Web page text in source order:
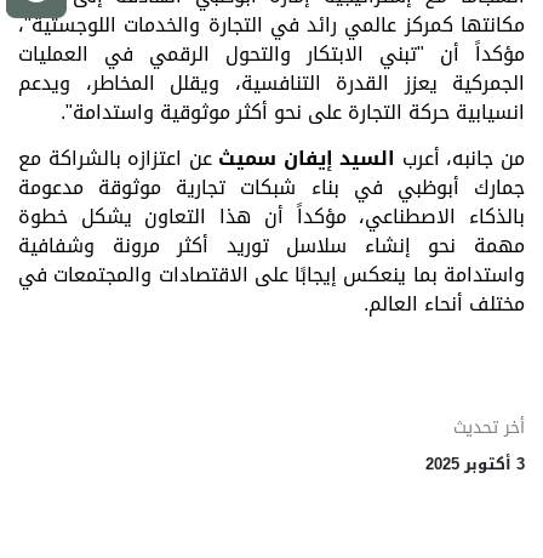
مكانتها كمركز عالمي رائد في التجارة والخدمات اللوجستية"،
مؤكداً أن "تبني الابتكار والتحول الرقمي في العمليات
الجمركية يعزز القدرة التنافسية، ويقلل المخاطر، ويدعم
انسيابية حركة التجارة على نحو أكثر موثوقية واستدامة".
من جانبه، أعرب السيد إيفان سميثعن اعتزازه بالشراكة مع
جمارك أبوظبي في بناء شبكات تجارية موثوقة مدعومة
بالذكاء الاصطناعي، مؤكداً أن هذا التعاون يشكل خطوة
مهمة نحو إنشاء سلاسل توريد أكثر مرونة وشفافية
واستدامة بما ينعكس إيجابًا على الاقتصادات والمجتمعات في
مختلف أنحاء العالم.
أخر تحديث
3 أكتوبر 2025